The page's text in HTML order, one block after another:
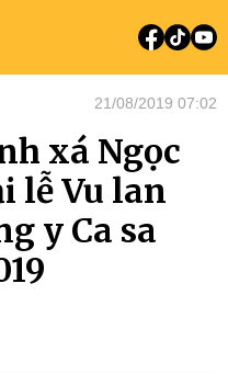
21/08/2019 07:02
xá Ngọc
lễ Vu lan
y Ca sa